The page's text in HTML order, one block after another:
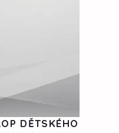
DĚTSKÉHO